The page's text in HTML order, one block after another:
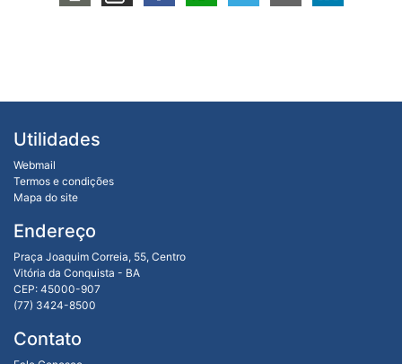
Utilidades
Webmail
Termos e condições
Mapa do site
Endereço
Praça Joaquim Correia, 55, Centro
Vitória da Conquista - BA
CEP: 45000-907
(77) 3424-8500
Contato